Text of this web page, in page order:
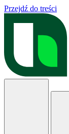
Przejdź do treści